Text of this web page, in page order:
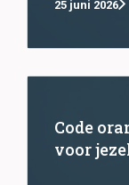
25 juni 2026
Code
voor